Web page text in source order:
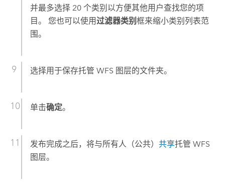
并最多选择 20 个类别以方便其他用户查找您的项
目。 您也可以使用过滤器类别 框来缩小类别列表范
围。
选择用于保存托管 WFS 图层的文件夹。
单击确定。
发布完成之后，将与所有人（公共） 共享托管 WFS
图层。